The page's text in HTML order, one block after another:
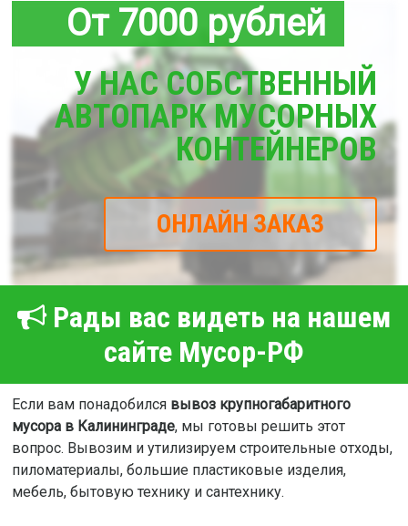
От 7000 рублей
У НАС СОБСТВЕННЫЙ
АВТОПАРК МУСОРНЫХ
КОНТЕЙНЕРОВ
ОНЛАЙН ЗАКАЗ
Рады вас видеть на нашем
сайте Мусор-РФ
Если вам понадобился вывоз крупногабаритного
мусора в Калининграде, мы готовы решить этот
вопрос. Вывозим и утилизируем строительные отходы,
пиломатериалы, большие пластиковые изделия,
мебель, бытовую технику и сантехнику.